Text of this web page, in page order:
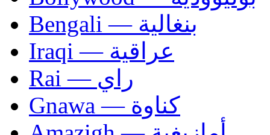
Bengali — بنغالية
Iraqi — عراقية
Rai — راي
Gnawa — كناوة